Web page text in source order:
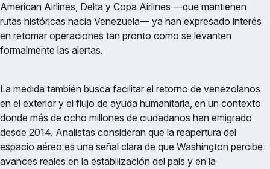
American Airlines, Delta y Copa Airlines —que mantienen
rutas históricas hacia Venezuela— ya han expresado interés
en retomar operaciones tan pronto como se levanten
formalmente las alertas.
La medida también busca facilitar el retorno de venezolanos
en el exterior y el flujo de ayuda humanitaria, en un contexto
donde más de ocho millones de ciudadanos han emigrado
desde 2014. Analistas consideran que la reapertura del
espacio aéreo es una señal clara de que Washington percibe
avances reales en la estabilización del país y en la